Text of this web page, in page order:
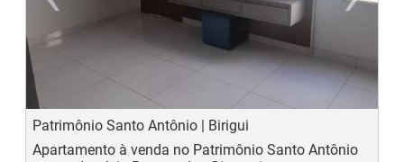
Previous
Patrimônio Santo Antônio | Birigui
Apartamento à venda no Patrimônio Santo Antônio